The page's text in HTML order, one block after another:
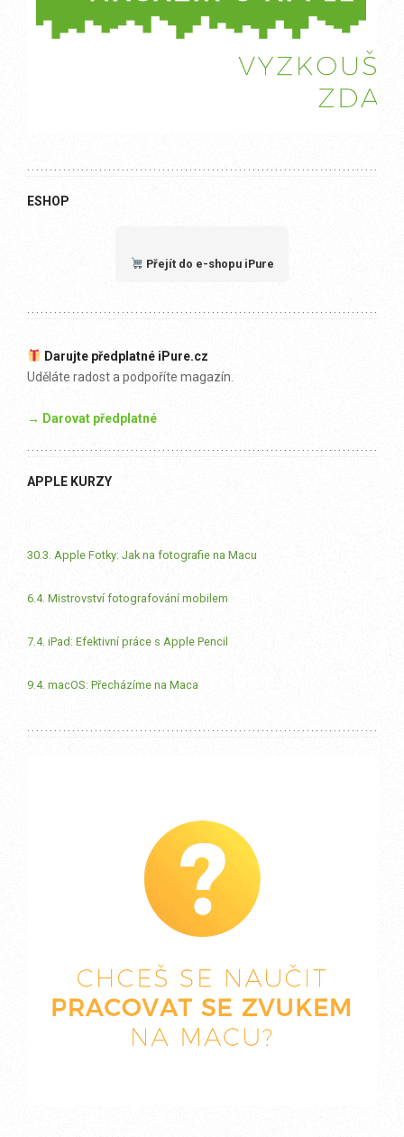
ESHOP
Přejít do e-shopu iPure
Darujte předplatné iPure.cz
Uděláte radost a podpoříte magazín.
→ Darovat předplatné
APPLE KURZY
30.3. Apple Fotky: Jak na fotografie na Macu
6.4. Mistrovství fotografování mobilem
7.4. iPad: Efektivní práce s Apple Pencil
9.4. macOS: Přecházíme na Maca